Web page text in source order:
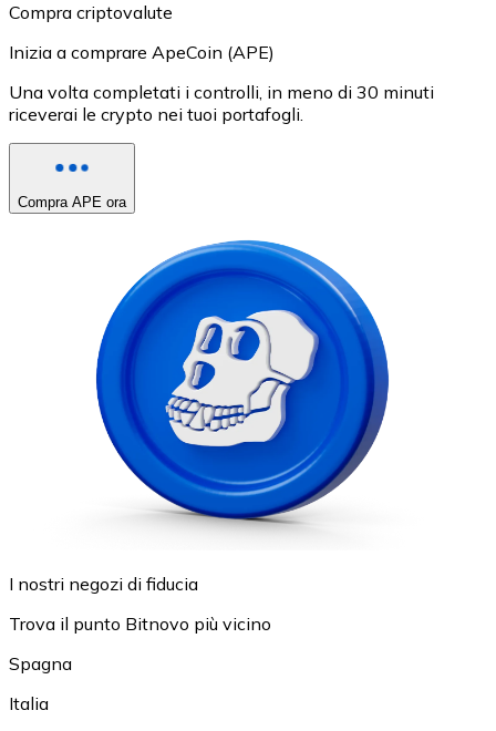
Compra criptovalute
Inizia a comprare ApeCoin (APE)
Una volta completati i controlli, in meno di 30 minuti
riceverai le crypto nei tuoi portafogli.
Compra APE ora
I nostri negozi di fiducia
Trova il punto Bitnovo più vicino
Spagna
Italia